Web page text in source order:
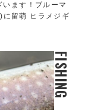
ます！ブルーマ
留萌 ヒラメジギ
FISHING